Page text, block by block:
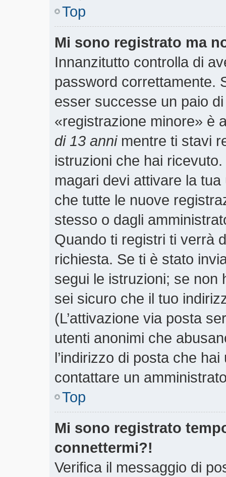
Top
Mi sono registrato ma
Innanzitutto controlla di
password correttamente.
esser successe un paio
«registrazione minore» è
di 13 annimentre ti stavi
istruzioni che hai
magari devi attivare la
che tutte le nuove
stesso o dagli
Quando ti registri ti verrà
richiesta. Se ti è stato
segui le istruzioni; se non
sei sicuro che il tuo
(L’attivazione via posta
utenti anonimi che
l’indirizzo di posta che
contattare un
Top
Mi sono registrato
connettermi?!
Verifica il messaggio di